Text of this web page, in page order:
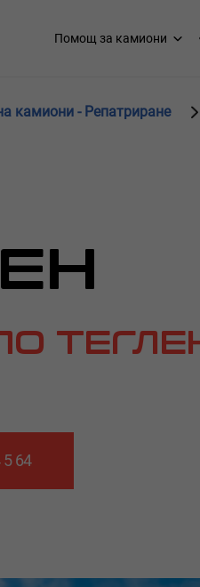
Main
Помощ за камиони
камиони - Репатриране
64